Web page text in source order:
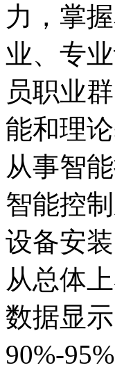
力，掌
业、专
员职业
能和理
从事智
智能控
设备安
从总体
数据显
90%-